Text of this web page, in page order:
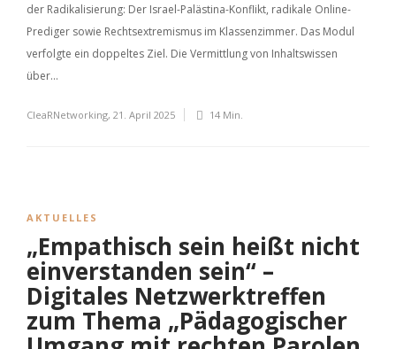
der Radikalisierung: Der Israel-Palästina-Konflikt, radikale Online-
Prediger sowie Rechtsextremismus im Klassenzimmer. Das Modul
verfolgte ein doppeltes Ziel. Die Vermittlung von Inhaltswissen
über...
CleaRNetworking, 21. April 2025 14 Min.
AKTUELLES
„Empathisch sein heißt nicht
einverstanden sein“ –
Digitales Netzwerktreffen
zum Thema „Pädagogischer